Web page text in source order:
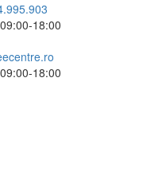
18:00
18:00